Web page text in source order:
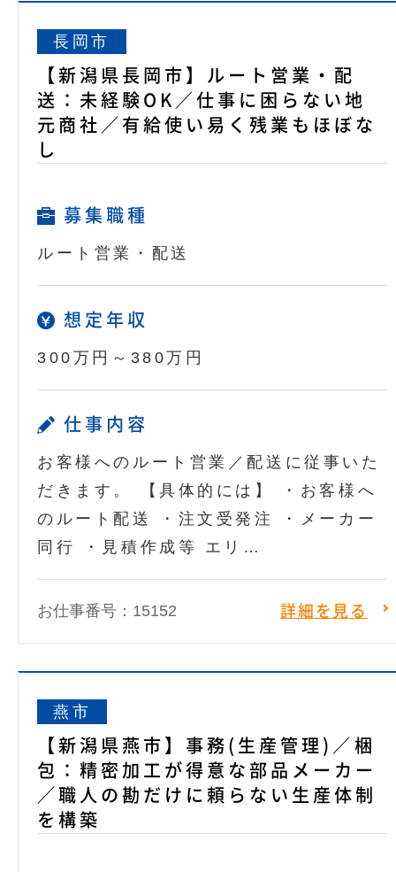
長岡市
【新潟県長岡市】ルート営業・配
送：未経験OK／仕事に困らない地
元商社／有給使い易く残業もほぼな
し
募集職種
ルート営業・配送
想定年収
300万円～380万円
仕事内容
お客様へのルート営業／配送に従事いた
だきます。 【具体的には】 ・お客様へ
のルート配送 ・注文受発注 ・メーカー
同行 ・見積作成等 エリ…
お仕事番号：15152 詳細を見る
燕市
【新潟県燕市】事務(生産管理)／梱
包：精密加工が得意な部品メーカー
／職人の勘だけに頼らない生産体制
を構築